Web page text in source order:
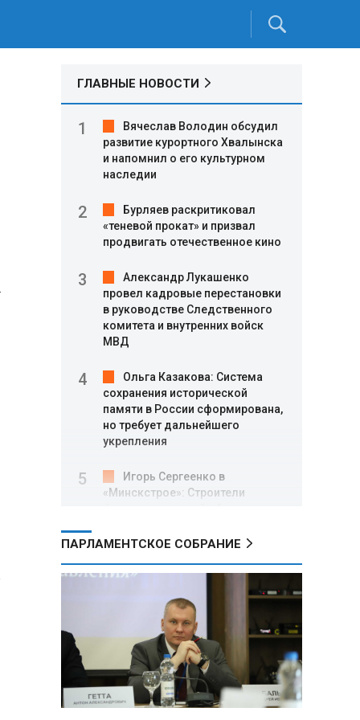
ГЛАВНЫЕ НОВОСТИ
Вячеслав Володин обсудил
развитие курортного Хвалынска
и напомнил о его культурном
наследии
Бурляев раскритиковал
«теневой прокат» и призвал
продвигать отечественное кино
Александр Лукашенко
провел кадровые перестановки
в руководстве Следственного
комитета и внутренних войск
МВД
Ольга Казакова: Система
сохранения исторической
памяти в России сформирована,
но требует дальнейшего
укрепления
Игорь Сергеенко в
«Минскстрое»: Строители
в улучшении охраны труда
МИД РФ: Поездка
Зеленского в США не принесла
ожидаемых результатов
Белорусские школьники
собрали первые «космические»
томаты из семян, побывавших
на орбите
ПАРЛАМЕНТСКОЕ СОБРАНИЕ